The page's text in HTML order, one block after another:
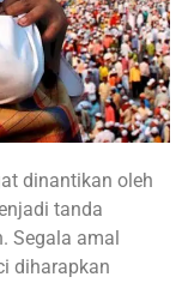
dinantikan oleh
tanda
Segala amal
diharapkan